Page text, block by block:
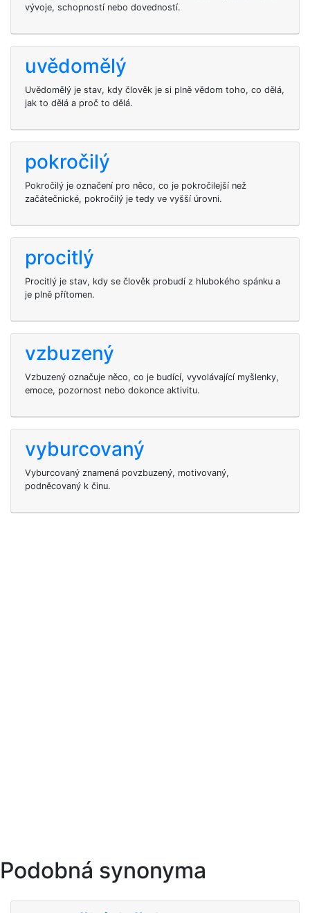
vývoje, schopností nebo dovedností.
uvědomělý
Uvědomělý je stav, kdy člověk je si plně vědom toho, co dělá,
jak to dělá a proč to dělá.
pokročilý
Pokročilý je označení pro něco, co je pokročilejší než
začátečnické, pokročilý je tedy ve vyšší úrovni.
procitlý
Procitlý je stav, kdy se člověk probudí z hlubokého spánku a
je plně přítomen.
vzbuzený
Vzbuzený označuje něco, co je budící, vyvolávající myšlenky,
emoce, pozornost nebo dokonce aktivitu.
vyburcovaný
Vyburcovaný znamená povzbuzený, motivovaný,
podněcovaný k činu.
Podobná synonyma